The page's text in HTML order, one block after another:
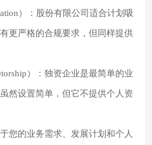
）：股份有限公司适合计划吸
更严格的合规要求，但同样提供
）：独资企业是最简单的业
然设置简单，但它不提供个人资
您的业务需求、发展计划和个人